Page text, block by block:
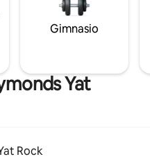
Gimnasio
Yat
Rock